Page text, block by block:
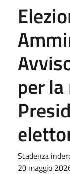
per
Scadenza
20 maggio